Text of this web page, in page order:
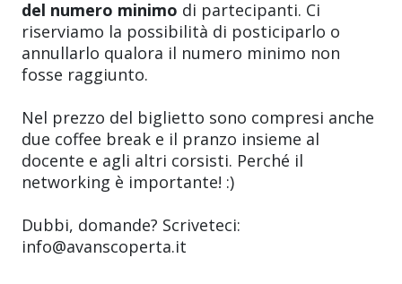
del numero minimo di partecipanti. Ci
riserviamo la possibilità di posticiparlo o
annullarlo qualora il numero minimo non
fosse raggiunto.
Nel prezzo del biglietto sono compresi anche
due coffee break e il pranzo insieme al
docente e agli altri corsisti. Perché il
networking è importante! :)
Dubbi, domande? Scriveteci:
info@avanscoperta.it